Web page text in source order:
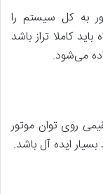
به کل سیستم را
کاملا تراز باشد
می‌شود.
روی توان موتور
ایده آل باشد.